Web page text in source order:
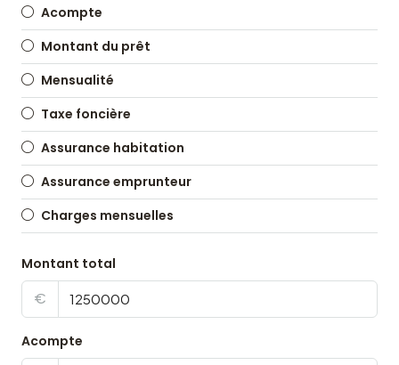
Acompte
Montant du prêt
Mensualité
Taxe foncière
Assurance habitation
Assurance emprunteur
Charges mensuelles
Montant total
€
Acompte